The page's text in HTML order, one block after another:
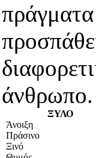
πράγματα
άνθρωπο.
ΞΥΛΟ
Άνοιξη
Πράσινο
Ξινό